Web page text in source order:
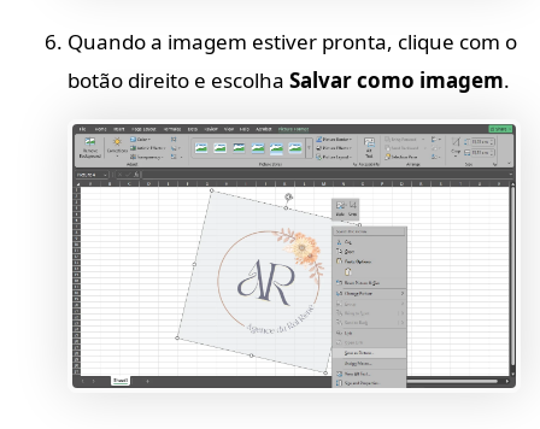
Quando a imagem estiver pronta, clique com o
botão direito e escolha Salvar como imagem.